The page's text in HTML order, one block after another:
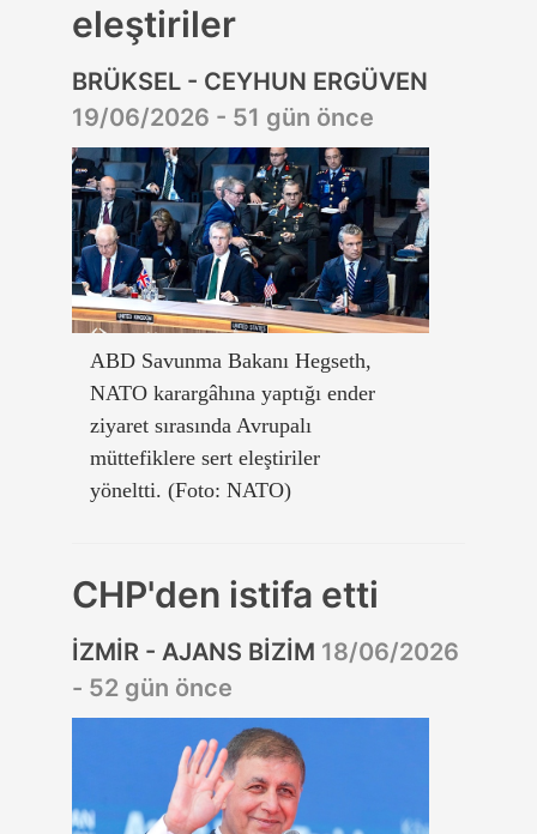
eleştiriler
BRÜKSEL - CEYHUN ERGÜVEN
19/06/2026 - 51 gün önce
ABD Savunma Bakanı Hegseth,
NATO karargâhına yaptığı ender
ziyaret sırasında Avrupalı
müttefiklere sert eleştiriler
yöneltti. (Foto: NATO)
CHP'den istifa etti
İZMİR - AJANS BİZİM 18/06/2026
- 52 gün önce